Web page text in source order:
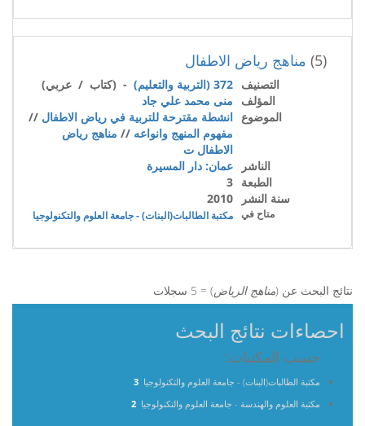
(5) مناهج رياض الاطفال
التصنيف 372 (التربية والتعليم)
- (كتاب / عربي)
المؤلف
منى محمد علي جاد
الموضوع انشطة مقترحة للتربية في رياض الاطفال //
مفهوم المنهج وانواعه // مناهج رياض
الاطفال ت
الناشر
عمان: دار المسيرة
الطبعة 3
سنة النشر
2010
متاح في مكتبة الطالبات(البنات) - جامعة العلوم والتكنولوجيا
نتائج البحث عن (مناهج الرياض) = 5 سجلات
احصاءات نتائج البحث
حسب المكتبات:
مكتبة الطالبات(البنات) - جامعة العلوم والتكنولوجيا 3
مكتبة العلوم والهندسة - جامعة العلوم والتكنولوجيا 2